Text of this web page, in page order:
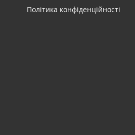
Політика конфіденційності